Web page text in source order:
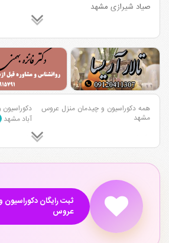
صیاد شیرازی مشهد
همه دکوراسیون و چیدمان منزل عروس
مشهد
آباد مشهد
دکوراسیون و چیدمان منزل عروس
بزرگراه آسیایی مشهد ۱
آباد مشهد
دکوراسیون و چیدمان منزل عروس وکیل
آباد مشهد ۱
دکوراسیون و چیدمان منزل عروس بلوار
خیام مشهد
دکوراسیون
پیروزی
ثبت رایگان دکوراسیون
عروس